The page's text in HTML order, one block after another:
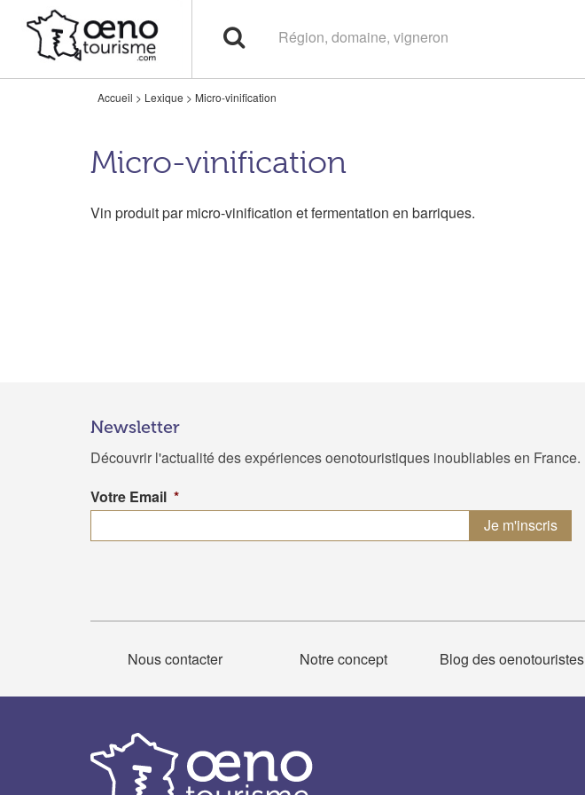
Accueil > Lexique > Micro-vinification
Micro-vinification
Vin produit par micro-vinification et fermentation en barriques.
Newsletter
Découvrir l'actualité des expériences oenotouristiques inoubliables en France.
Votre Email *
Nous contacter Notre concept Blog des oenotouristes